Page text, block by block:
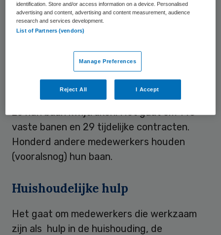
In Kampen kregen 34 medewerkers met een
vast contract ontslag aangezegd, zo meldt
jaar al 76 ontslagen.
In Stadskanaal hebben 169 medewerkers
van TSN Thuiszorg te horen gekregen dat
ze hun baan kwijtraken. Het gaat om 140
vaste banen en 29 tijdelijke contracten.
Honderd andere medewerkers houden
(vooralsnog) hun baan.
Huishoudelijke hulp
Het gaat om medewerkers die werkzaam
zijn als hulp in de huishouding, de
identification. Store and/or access information on a device. Personalised
advertising and content, advertising and content measurement, audience
research and services development.
List of Partners (vendors)
Manage Preferences
Reject All I Accept